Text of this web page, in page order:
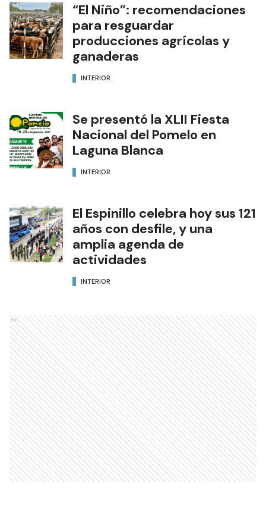
“El Niño”: recomendaciones
para resguardar
producciones agrícolas y
ganaderas
INTERIOR
Se presentó la XLII Fiesta
Nacional del Pomelo en
Laguna Blanca
INTERIOR
El Espinillo celebra hoy sus 121
años con desfile, y una
amplia agenda de
actividades
INTERIOR
Ads